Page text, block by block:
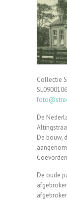
Collectie
De
De bouw,
De oude